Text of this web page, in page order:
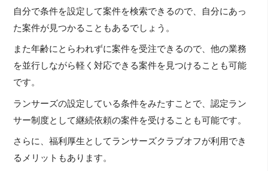
自分で条件を設定して案件を検索できるので、自分にあっ
た案件が見つかることもあるでしょう。
また年齢にとらわれずに案件を受注できるので、他の業務
を並行しながら軽く対応できる案件を見つけることも可能
です。
ランサーズの設定している条件をみたすことで、認定ラン
サー制度として継続依頼の案件を受けることも可能です。
さらに、福利厚生としてランサーズクラブオフが利用でき
るメリットもあります。